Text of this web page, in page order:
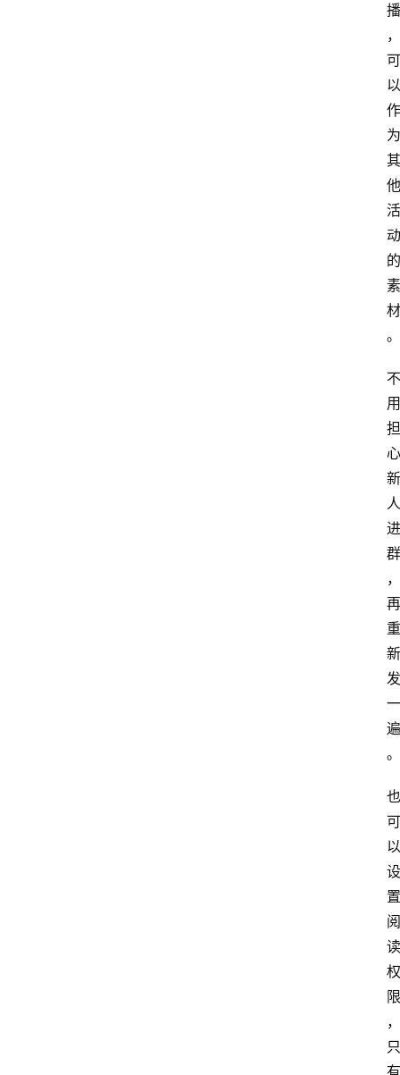
播
，
可
以
作
为
其
他
活
动
的
素
材
。
不
用
担
心
新
人
进
群
，
再
重
新
发
一
遍
。
也
可
以
设
置
阅
读
权
限
，
只
有